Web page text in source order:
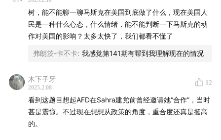
树，能不能聊一聊马斯克在美国到底做了什么，现在美国人
民是一种什么心态，什么情绪，能不能判断一下马斯克的动
作对美国的影响？太多太快了，我们都看不懂了
弗朗茨-卡不卡: 我感觉第141期有帮到我理解现在的情况
木下子牙
2025.2.08
12
看到这题目想起AFD在Sahra建党前曾经邀请她“合作”，当时
甚是震惊。不过现在想想从政策的角度，重合度还真是挺高
的。